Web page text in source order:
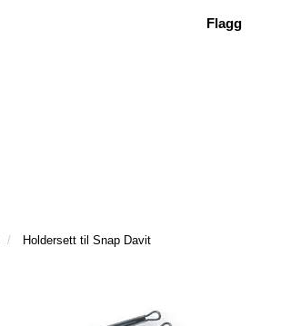
Flagg
Holdersett til Snap Davit